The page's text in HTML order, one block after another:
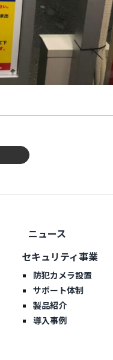
ニュース
セキュリティ事業
防犯カメラ設置
サポート体制
製品紹介
導入事例